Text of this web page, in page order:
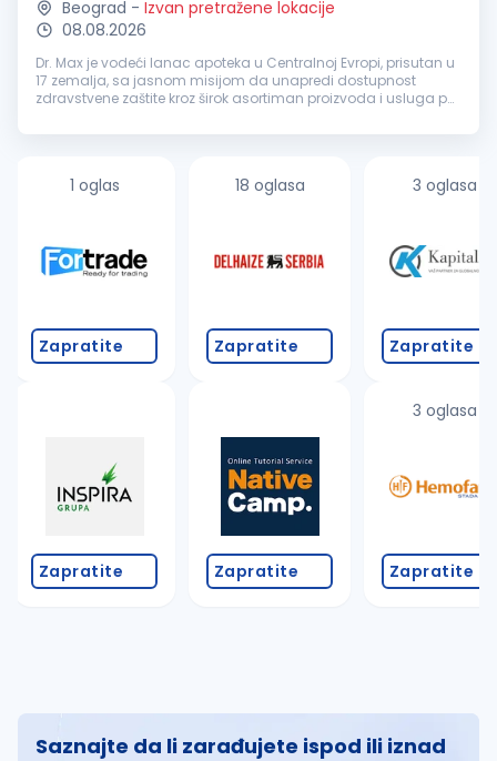
Beograd - Izvan pretražene lokacije
08.08.2026
Dr. Max je vodeći lanac apoteka u Centralnoj Evropi, prisutan u
17 zemalja, sa jasnom misijom da unapredi dostupnost
zdravstvene zaštite kroz širok asortiman proizvoda i usluga po
širenju poslov...
1 oglas
Zapratite
Zapratite
18 oglasa
Zapratite
Zapratite
3 oglasa
Zapratite
3 oglasa
Zapratite
Saznajte da li zarađujete ispod ili iznad